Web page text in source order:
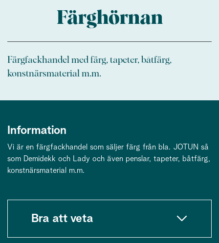
Färghörnan
Färgfackhandel med färg, tapeter, båtfärg,
konstnärsmaterial m.m.
Information
Vi är en färgfackhandel som säljer färg från bla. JOTUN så
som Demidekk och Lady och även penslar, tapeter, båtfärg,
konstnärsmaterial m.m.
Bra att veta